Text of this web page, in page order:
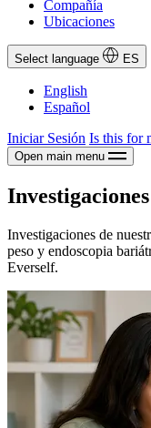
Compañía
Ubicaciones
Select language ES
English
Español
Iniciar Sesión Is this for
Open main menu
Investigaciones de
peso y endoscopia
Everself.